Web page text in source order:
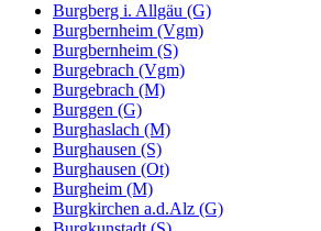
Burgberg i. Allgäu (G)
Burgbernheim (Vgm)
Burgbernheim (S)
Burgebrach (Vgm)
Burgebrach (M)
Burggen (G)
Burghaslach (M)
Burghausen (S)
Burghausen (Ot)
Burgheim (M)
Burgkirchen a.d.Alz (G)